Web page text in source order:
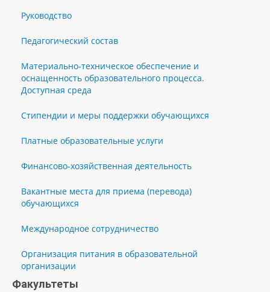
Руководство
Педагогический состав
Материально-техническое обеспечение и
оснащенность образовательного процесса.
Доступная среда
Стипендии и меры поддержки обучающихся
Платные образовательные услуги
Финансово-хозяйственная деятельность
Вакантные места для приема (перевода)
обучающихся
Международное сотрудничество
Организация питания в образовательной
организации
Факультеты